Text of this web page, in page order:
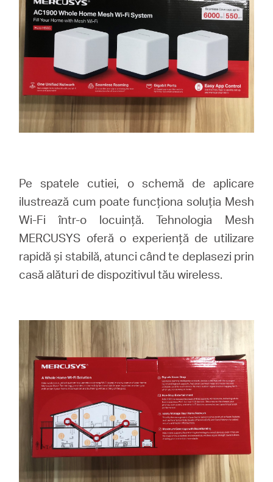
Pe spatele cutiei, o schemă de aplicare
ilustrează cum poate funcționa soluția Mesh
Wi-Fi într-o locuință. Tehnologia Mesh
MERCUSYS oferă o experiență de utilizare
rapidă și stabilă, atunci când te deplasezi prin
casă alături de dispozitivul tău wireless.